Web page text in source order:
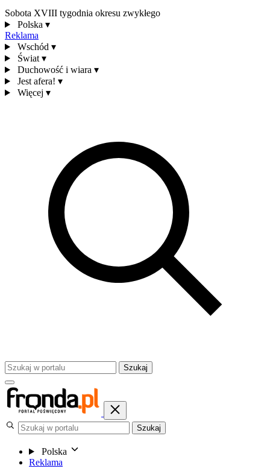
Sobota XVIII tygodnia okresu zwykłego
Polska ▾
Reklama
Wschód ▾
Świat ▾
Duchowość i wiara ▾
Jest afera! ▾
Więcej ▾
Szukaj
Szukaj
Polska
Reklama